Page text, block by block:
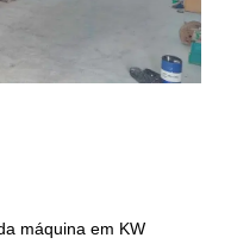
máquina em KW